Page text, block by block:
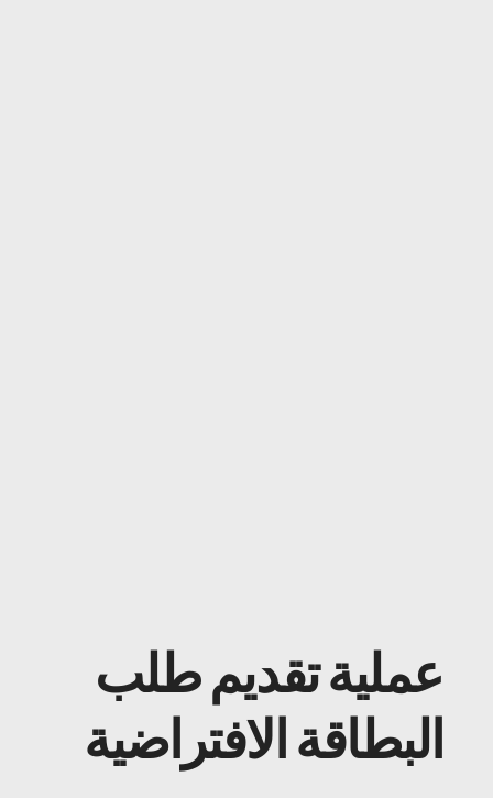
عملية تقديم طلب
البطاقة الافتراضية